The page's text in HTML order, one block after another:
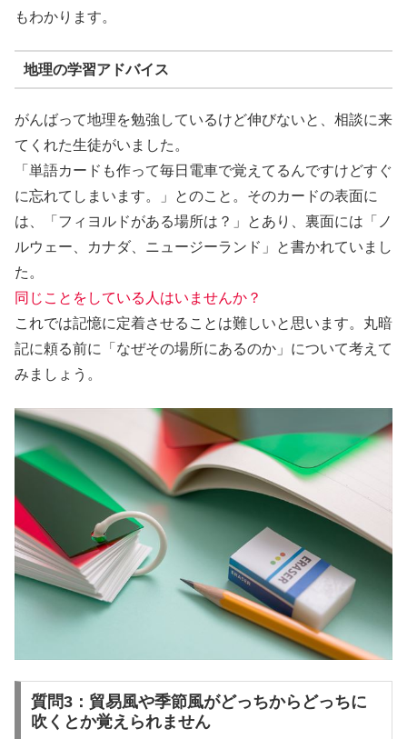
もわかります。
地理の学習アドバイス
がんばって地理を勉強しているけど伸びないと、相談に来
てくれた生徒がいました。
「単語カードも作って毎日電車で覚えてるんですけどすぐ
に忘れてしまいます。」とのこと。そのカードの表面に
は、「フィヨルドがある場所は？」とあり、裏面には「ノ
ルウェー、カナダ、ニュージーランド」と書かれていまし
た。
同じことをしている人はいませんか？
これでは記憶に定着させることは難しいと思います。丸暗
記に頼る前に 「なぜその場所にあるのか」について考えて
みましょう。
質問3：貿易風や季節風がどっちからどっちに
吹くとか覚えられません